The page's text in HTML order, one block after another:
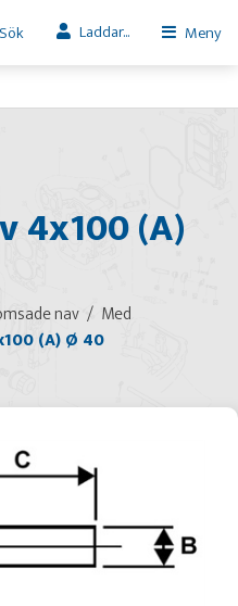
Sök Laddar... Meny
4x100 (A)
nav
Med
(A) Ø 40